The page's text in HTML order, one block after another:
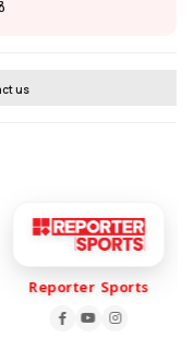
us
Reporter Sports